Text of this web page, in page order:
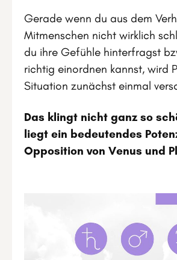
Gerade wenn du aus dem
Mitmenschen nicht wirklich
du ihre Gefühle hinterfragst
richtig einordnen kannst, wird
Situation zunächst einmal
Das klingt nicht ganz so
liegt ein bedeutendes
Opposition von Venus und